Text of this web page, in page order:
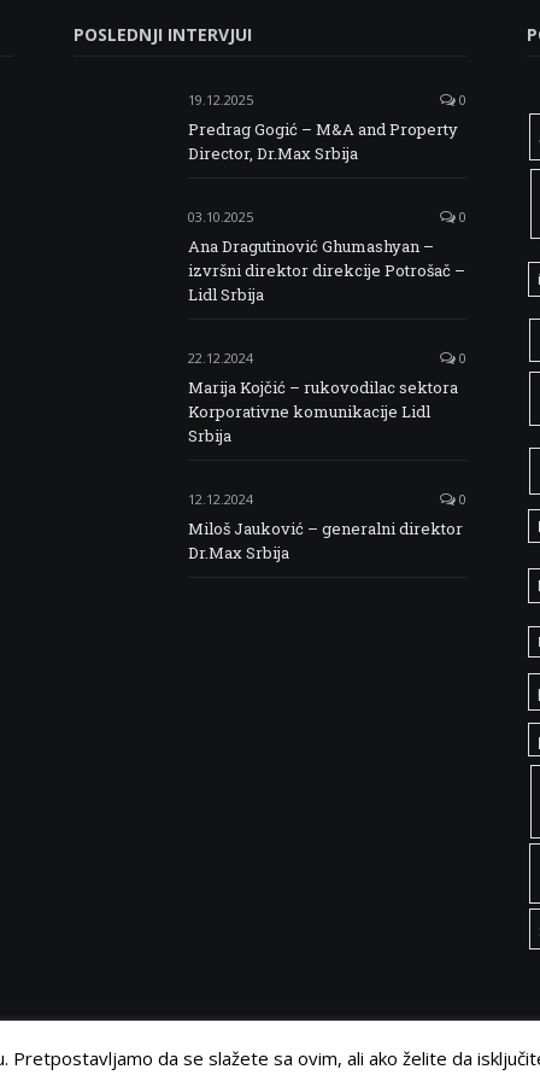
POSLEDNJI INTERVJUI
19.12.2025 0
Predrag Gogić – M&A and Property
Director, Dr.Max Srbija
03.10.2025 0
Ana Dragutinović Ghumashyan –
izvršni direktor direkcije Potrošač –
Lidl Srbija
22.12.2024 0
Marija Kojčić – rukovodilac sektora
Korporativne komunikacije Lidl
Srbija
12.12.2024 0
Miloš Jauković – generalni direktor
Dr.Max Srbija
Pretpostavljamo da se slažete sa ovim, ali ako želite da